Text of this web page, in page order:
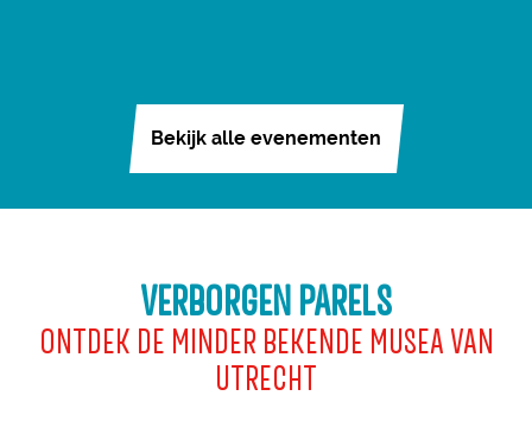
Bekijk alle evenementen
VERBORGEN PARELS
ONTDEK DE MINDER BEKENDE MUSEA VAN
UTRECHT